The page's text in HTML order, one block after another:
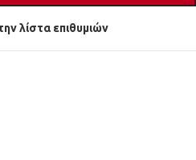
λίστα επιθυμιών